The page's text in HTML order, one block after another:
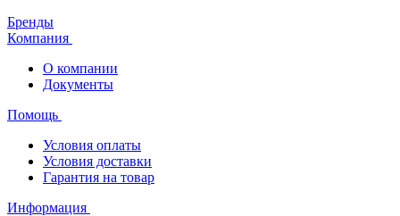
Бренды
Компания
О компании
Документы
Помощь
Условия оплаты
Условия доставки
Гарантия на товар
Информация